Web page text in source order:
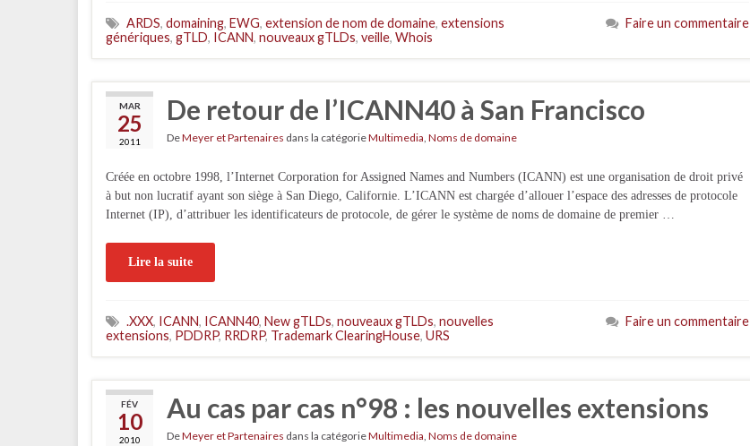
ARDS, domaining, EWG, extension de nom de domaine, extensions
génériques, gTLD, ICANN, nouveaux gTLDs, veille, Whois
Faire un commentaire
MAR
25
2011
De retour de l’ICANN40 à San Francisco
DeMeyer et Partenaires dans la catégorieMultimedia Noms de domaine
Créée en octobre 1998, l’Internet Corporation for Assigned Names and Numbers (ICANN) est une organisation de droit privé
à but non lucratif ayant son siège à San Diego, Californie. L’ICANN est chargée d’allouer l’espace des adresses de protocole
Internet (IP), d’attribuer les identificateurs de protocole, de gérer le système de noms de domaine de premier …
Lire la suite
.XXX, ICANN, ICANN40, New gTLDs, nouveaux gTLDs, nouvelles
extensions, PDDRP, RRDRP, Trademark ClearingHouse, URS
Faire un commentaire
FÉV
10
2010
Au cas par cas n°98 : les nouvelles extensions
DeMeyer et Partenaires dans la catégorieMultimedia Noms de domaine